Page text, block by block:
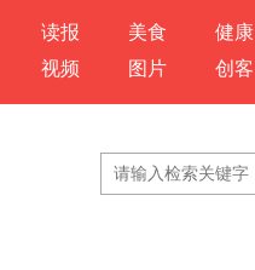
读报 美食 健康
视频 图片 创客